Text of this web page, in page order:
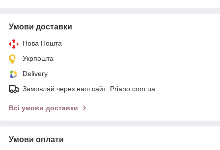
Умови доставки
Нова Пошта
Укрпошта
Delivery
Замовляй через наш сайт: Priano.com.ua
Всі умови доставки
Умови оплати